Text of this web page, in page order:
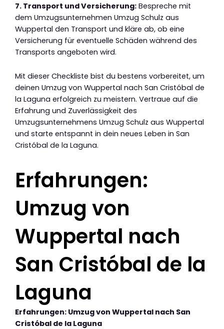
7. Transport und Versicherung: Bespreche mit
dem Umzugsunternehmen Umzug Schulz aus
Wuppertal den Transport und kläre ab, ob eine
Versicherung für eventuelle Schäden während des
Transports angeboten wird.
Mit dieser Checkliste bist du bestens vorbereitet, um
deinen Umzug von Wuppertal nach San Cristóbal de
la Laguna erfolgreich zu meistern. Vertraue auf die
Erfahrung und Zuverlässigkeit des
Umzugsunternehmens Umzug Schulz aus Wuppertal
und starte entspannt in dein neues Leben in San
Cristóbal de la Laguna.
Erfahrungen:
Umzug von
Wuppertal nach
San Cristóbal de la
Laguna
Erfahrungen: Umzug von Wuppertal nach San
Cristóbal de la Laguna